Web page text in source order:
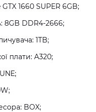
1660 SUPER 6GB;
8GB DDR4-2666;
1TB;
плати: A320;
BOX;